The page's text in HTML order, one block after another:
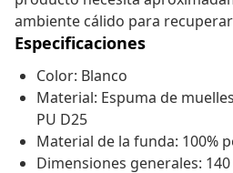
ambiente cálido para
Especificaciones
Color: Blanco
Material: Espuma de
PU D25
Material de la funda: 100%
Dimensiones generales: